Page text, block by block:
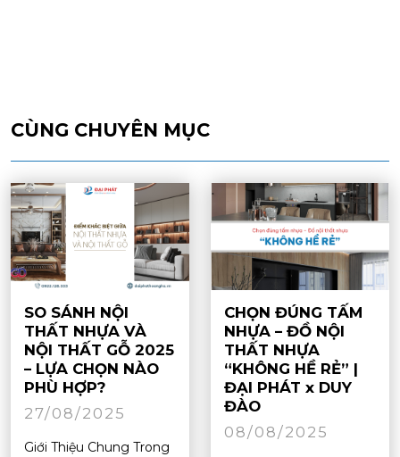
CÙNG CHUYÊN MỤC
SO SÁNH NỘI
THẤT NHỰA VÀ
NỘI THẤT GỖ 2025
– LỰA CHỌN NÀO
PHÙ HỢP?
27/08/2025
Giới Thiệu Chung Trong
CHỌN ĐÚNG TẤM
NHỰA – ĐỒ NỘI
THẤT NHỰA
“KHÔNG HỀ RẺ” |
ĐẠI PHÁT x DUY
ĐÀO
08/08/2025